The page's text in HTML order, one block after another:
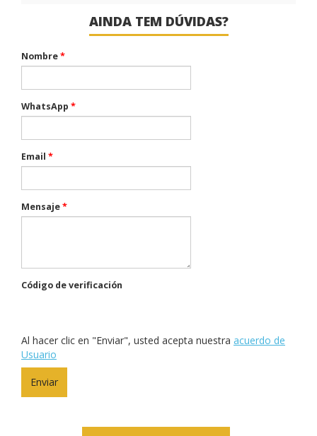
AINDA TEM DÚVIDAS?
Nombre*
WhatsApp *
Email *
Mensaje*
Código de verificación
Al hacer clic en "Enviar", usted acepta nuestra acuerdo de
Usuario